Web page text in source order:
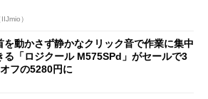
）
を動かさず静かなクリック音で作業に集中
る「ロジクール M575SPd」がセールで3
フの5280円に